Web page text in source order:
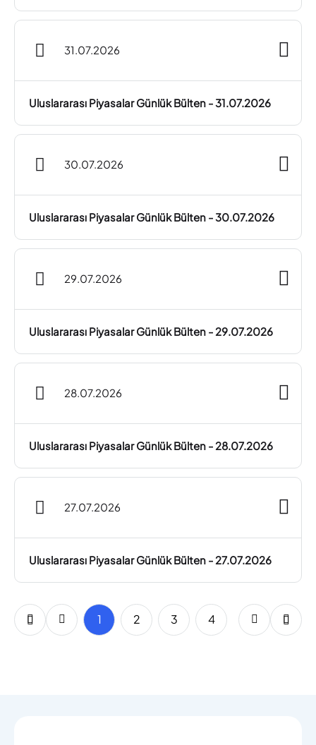
31.07.2026
Uluslararası Piyasalar Günlük Bülten - 31.07.2026
30.07.2026
Uluslararası Piyasalar Günlük Bülten - 30.07.2026
29.07.2026
Uluslararası Piyasalar Günlük Bülten - 29.07.2026
28.07.2026
Uluslararası Piyasalar Günlük Bülten - 28.07.2026
27.07.2026
Uluslararası Piyasalar Günlük Bülten - 27.07.2026
1 2 3 4 5 6